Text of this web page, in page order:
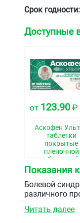
Срок годности:
Доступные
от 123.90 ₽
Аскофен
таблетки
покрытые
пленочной
оболочкой
№10
Показания
Болевой
различного
Читать далее